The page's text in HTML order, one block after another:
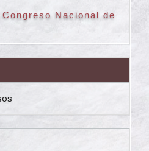
Nacional de